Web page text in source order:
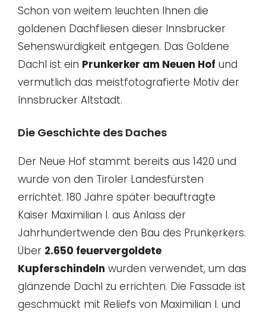
Schon von weitem leuchten Ihnen die
goldenen Dachfliesen dieser Innsbrucker
Sehenswürdigkeit entgegen. Das Goldene
Dachl ist ein Prunkerker am Neuen Hof und
vermutlich das meistfotografierte Motiv der
Innsbrucker Altstadt.
Die Geschichte des Daches
Der Neue Hof stammt bereits aus 1420 und
wurde von den Tiroler Landesfürsten
errichtet. 180 Jahre später beauftragte
Kaiser Maximilian I. aus Anlass der
Jahrhundertwende den Bau des Prunkerkers.
Über 2.650 feuervergoldete
Kupferschindeln wurden verwendet, um das
glänzende Dachl zu errichten. Die Fassade ist
geschmückt mit Reliefs von Maximilian I. und